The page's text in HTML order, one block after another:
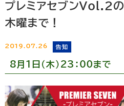
プレミアセブンVol.2の
木曜まで！
2019.07.26 告知
8月1日（木）23：00まで